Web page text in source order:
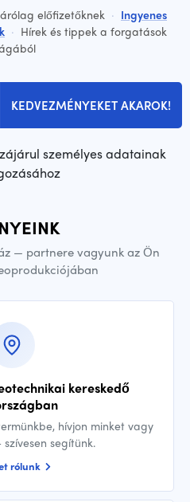
előfizetőknek · Ingyenes
· Hírek és tippek a forgatások
KEDVEZMÉNYEKET AKAROK!
személyes adatainak
— partnere vagyunk az Ön
kereskedő
hívjon minket vagy
segítünk.
rólunk